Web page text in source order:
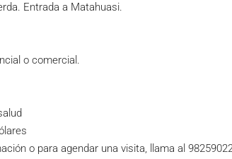
Entrada a Matahuasi.
o comercial.
o para agendar una visita, llama al